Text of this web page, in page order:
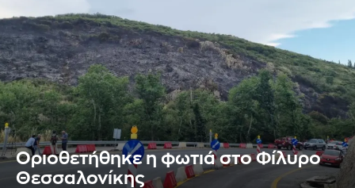
Οριοθετήθηκε η φωτιά στο Φίλυρο
Θεσσαλονίκης